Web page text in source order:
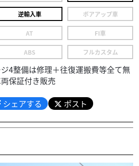
逆輸入車 ボアアップ車
AT FI車
ABS フルカスタム
4整備は修理＋往復運搬費等全て無
保証付き販売
シェアする ポスト